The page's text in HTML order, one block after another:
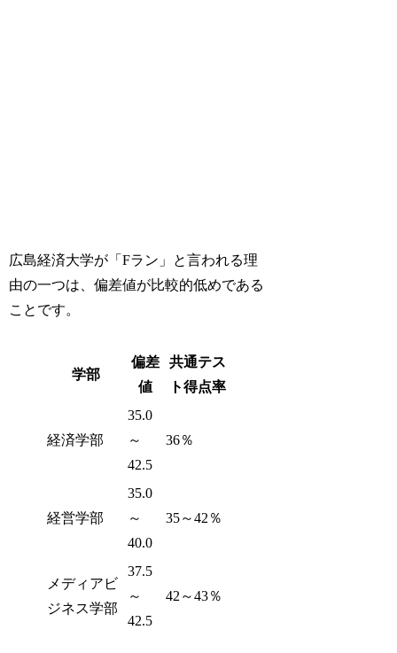
広島経済大学が「Fラン」と言われる理
由の一つは、偏差値が比較的低めである
ことです。
学部
偏差
値
共通テス
ト得点率
経済学部
35.0
～
42.5
36％
経営学部
35.0
～
40.0
35～42％
メディアビ
ジネス学部
37.5
～
42.5
42～43％